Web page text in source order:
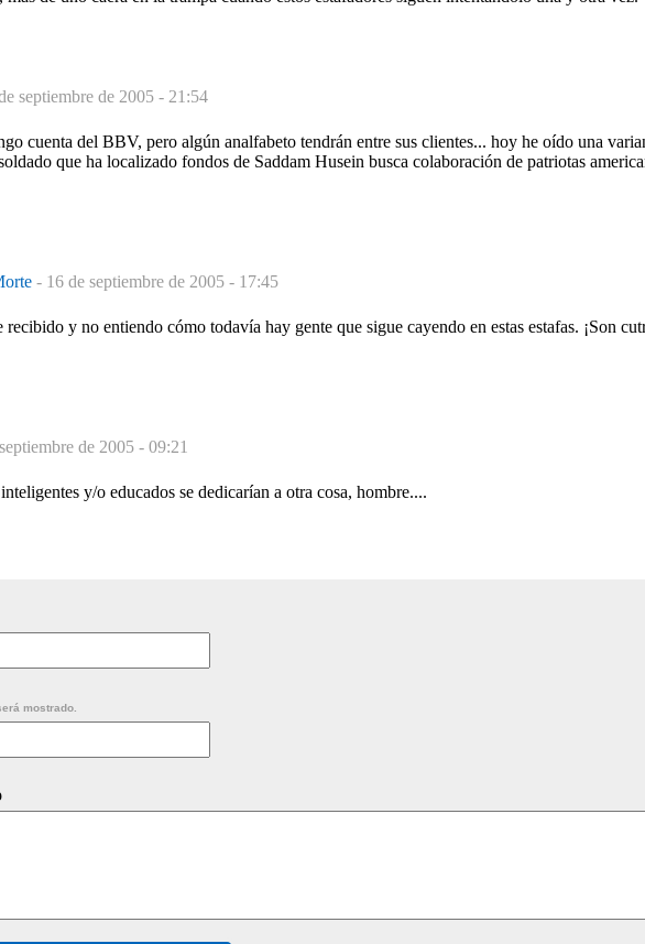
septiembre de 2005 - 21:54
cuenta del BBV, pero algún analfabeto tendrán entre sus clientes... hoy he oído una
que ha localizado fondos de Saddam Husein busca colaboración de patriotas
- 16 de septiembre de 2005 - 17:45
y no entiendo cómo todavía hay gente que sigue cayendo en estas estafas. ¡Son
de 2005 - 09:21
y/o educados se dedicarían a otra cosa, hombre....
mostrado.